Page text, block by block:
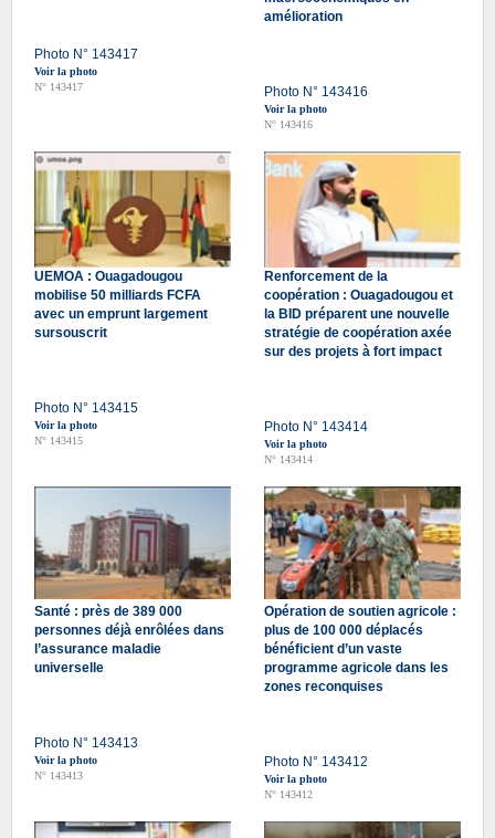
Photo N° 143417
Voir la photo
N° 143417
amélioration
Photo N° 143416
Voir la photo
N° 143416
UEMOA : Ouagadougou
mobilise 50 milliards FCFA
avec un emprunt largement
sursouscrit
Photo N° 143415
Voir la photo
N° 143415
Renforcement de la
coopération : Ouagadougou et
la BID préparent une nouvelle
stratégie de coopération axée
sur des projets à fort impact
Photo N° 143414
Voir la photo
N° 143414
Santé : près de 389 000
personnes déjà enrôlées dans
l’assurance maladie
universelle
Photo N° 143413
Voir la photo
N° 143413
Opération de soutien agricole :
plus de 100 000 déplacés
bénéficient d’un vaste
programme agricole dans les
zones reconquises
Photo N° 143412
Voir la photo
N° 143412